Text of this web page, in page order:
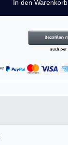
In den Warenkorb